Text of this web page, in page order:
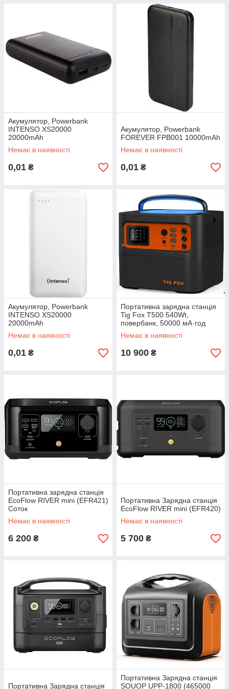
Універсальні порти для підключення різних пристроїв
Екологічна ефективність та безпека
Обираючи нас, ви отримуєте
гарантію на продукціютавигідні ціни
свою родину надійним джерелом енергії вже сьогодні!
Купити зарядну станцію
, павербанк або сонячну панель ви
можете прямо зараз, оформивши замовлення на нашому
Акумулятор, Powerbank
INTENSO XS20000
20000mAh
Немає в наявності
0,01 ₴
Акумулятор, Powerbank
FOREVER FPB001 10000mAh
Немає в наявності
0,01 ₴
Акумулятор, Powerbank
INTENSO XS20000
20000mAh
Немає в наявності
0,01 ₴
Портативна зарядна станція
Tig Fox T500 540Wt,
повербанк, 50000 мА·год
Немає в наявності
10 900 ₴
Портативна зарядна станція
EcoFlow RIVER mini (EFR421)
Соток
Немає в наявності
6 200 ₴
Портативна Зарядна станція
EcoFlow RIVER mini (EFR420)
Немає в наявності
5 700 ₴
Портативна Зарядна станція
Портативна Зарядна станція
SOUOP UPP-1800 (465000